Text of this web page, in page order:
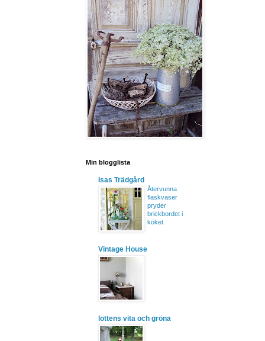
Min blogglista
Isas Trädgård
Återvunna
flaskvaser
pryder
brickbordet i
köket
Vintage House
lottens vita och gröna